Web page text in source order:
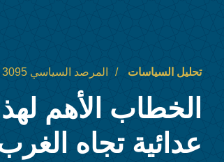
تحليل السياسات المرصد السياسي 3095
الخطاب الأهم
عدائية تجاه